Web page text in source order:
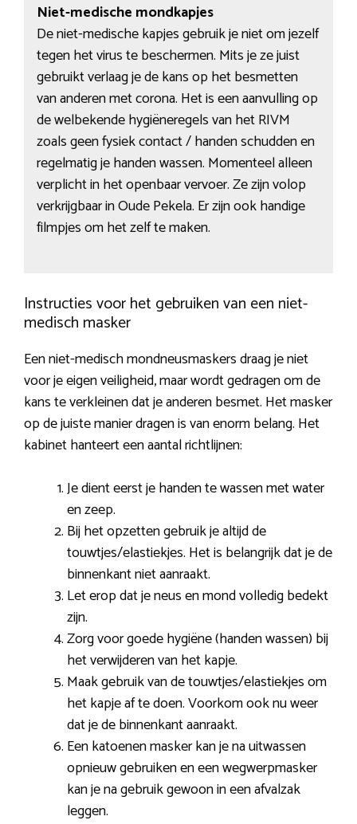
Niet-medische mondkapjes
De niet-medische kapjes gebruik je niet om jezelf
tegen het virus te beschermen. Mits je ze juist
gebruikt verlaag je de kans op het besmetten
van anderen met corona. Het is een aanvulling op
de welbekende hygiëneregels van het RIVM
zoals geen fysiek contact / handen schudden en
regelmatig je handen wassen. Momenteel alleen
verplicht in het openbaar vervoer. Ze zijn volop
verkrijgbaar in Oude Pekela. Er zijn ook handige
filmpjes om het zelf te maken.
Instructies voor het gebruiken van een niet-
medisch masker
Een niet-medisch mondneusmaskers draag je niet
voor je eigen veiligheid, maar wordt gedragen om de
kans te verkleinen dat je anderen besmet. Het masker
op de juiste manier dragen is van enorm belang. Het
kabinet hanteert een aantal richtlijnen:
Je dient eerst je handen te wassen met water
en zeep.
Bij het opzetten gebruik je altijd de
touwtjes/elastiekjes. Het is belangrijk dat je de
binnenkant niet aanraakt.
Let erop dat je neus en mond volledig bedekt
zijn.
Zorg voor goede hygiëne (handen wassen) bij
het verwijderen van het kapje.
Maak gebruik van de touwtjes/elastiekjes om
het kapje af te doen. Voorkom ook nu weer
dat je de binnenkant aanraakt.
Een katoenen masker kan je na uitwassen
opnieuw gebruiken en een wegwerpmasker
kan je na gebruik gewoon in een afvalzak
leggen.